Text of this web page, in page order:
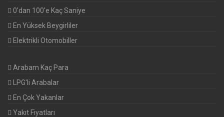
0'dan 100'e Kaç Saniye
En Yüksek Beygirliler
Elektrikli Otomobiller
Arabam Kaç Para
LPG'li Arabalar
En Çok Yakanlar
Yakıt Fiyatları